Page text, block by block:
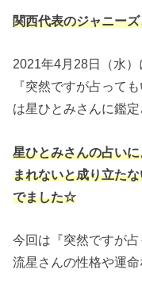
関西代表のジャニー
2021年4月28日（水
『突然ですが占って
は星ひとみさんに鑑定
星ひとみさんの占い
まれないと成り立た
でました☆
今回は『突然ですが
流星さんの性格や運